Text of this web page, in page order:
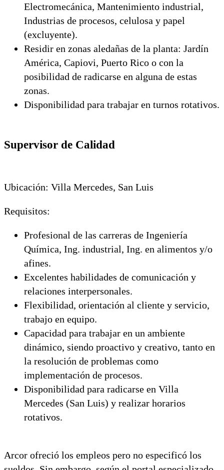
Electromecánica, Mantenimiento industrial,
Industrias de procesos, celulosa y papel
(excluyente).
Residir en zonas aledañas de la planta: Jardín
América, Capiovi, Puerto Rico o con la
posibilidad de radicarse en alguna de estas
zonas.
Disponibilidad para trabajar en turnos rotativos.
Supervisor de Calidad
Ubicación: Villa Mercedes, San Luis
Requisitos:
Profesional de las carreras de Ingeniería
Química, Ing. industrial, Ing. en alimentos y/o
afines.
Excelentes habilidades de comunicación y
relaciones interpersonales.
Flexibilidad, orientación al cliente y servicio,
trabajo en equipo.
Capacidad para trabajar en un ambiente
dinámico, siendo proactivo y creativo, tanto en
la resolución de problemas como
implementación de procesos.
Disponibilidad para radicarse en Villa
Mercedes (San Luis) y realizar horarios
rotativos.
Arcor ofreció los empleos pero no especificó los